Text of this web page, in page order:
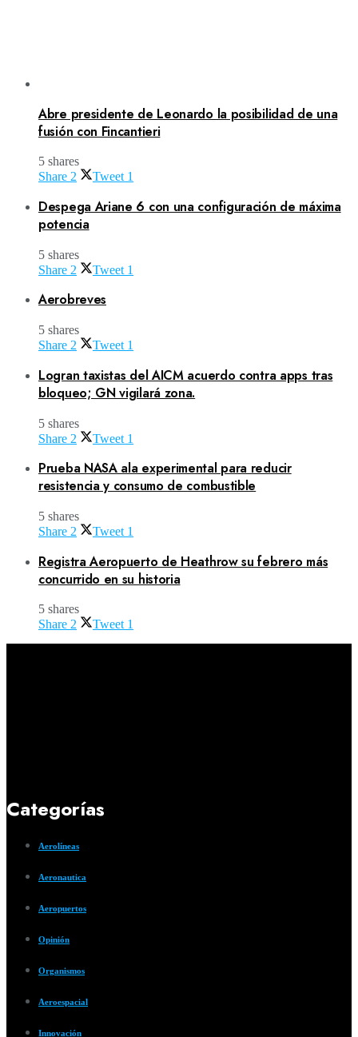
Abre presidente de Leonardo la posibilidad de una
fusión con Fincantieri
5 shares
Share 2 Tweet 1
Despega Ariane 6 con una configuración de máxima
potencia
5 shares
Share 2 Tweet 1
Aerobreves
5 shares
Share 2 Tweet 1
Logran taxistas del AICM acuerdo contra apps tras
bloqueo; GN vigilará zona.
5 shares
Share 2 Tweet 1
Prueba NASA ala experimental para reducir
resistencia y consumo de combustible
5 shares
Share 2 Tweet 1
Registra Aeropuerto de Heathrow su febrero más
concurrido en su historia
5 shares
Share 2 Tweet 1
Categorías
Aerolíneas
Aeronautica
Aeropuertos
Opinión
Organismos
Aeroespacial
Innovación